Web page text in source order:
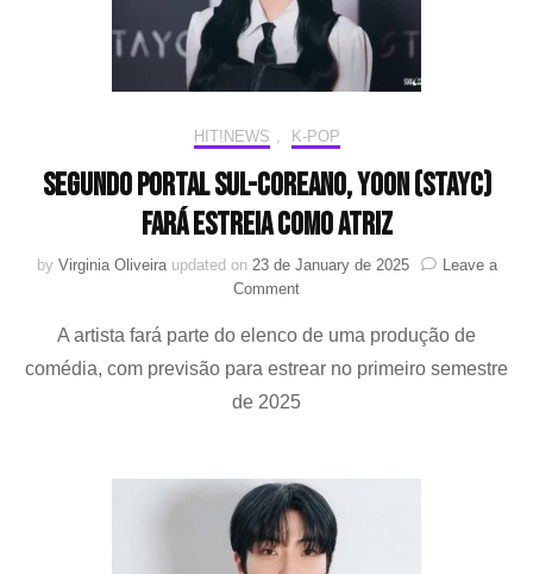
HIT!NEWS K-POP
Segundo portal sul-coreano, Yoon (STAYC)
fará estreia como atriz
by Virginia Oliveira updated on 23 de January de 2025
Leave a
Commenton
portal
Yoon
estreia
como
atriz
A artista fará parte do elenco de uma produção de
comédia, com previsão para estrear no primeiro semestre
de 2025